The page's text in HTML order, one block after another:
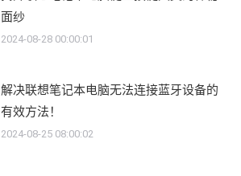
面纱
2024-08-28 00:00:01
解决联想笔记本电脑无法连接蓝牙设备的
有效方法！
2024-08-25 08:00:02